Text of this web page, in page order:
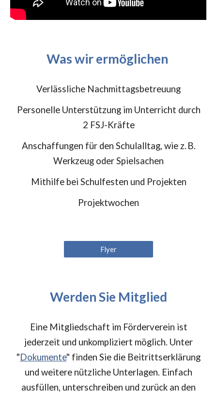
Was wir ermöglichen
Verlässliche Nachmittagsbetreuung
Personelle Unterstützung im Unterricht durch
2 FSJ-Kräfte
Anschaffungen für den Schulalltag, wie z. B.
Werkzeug oder Spielsachen
Mithilfe bei Schulfesten und Projekten
Projektwochen
Flyer
Werden Sie Mitglied
Eine Mitgliedschaft im Förderverein ist
jederzeit und unkompliziert möglich. Unter
"Dokumente" finden Sie die Beitrittserklärung
und weitere nützliche Unterlagen. Einfach
ausfüllen, unterschreiben und zurück an den